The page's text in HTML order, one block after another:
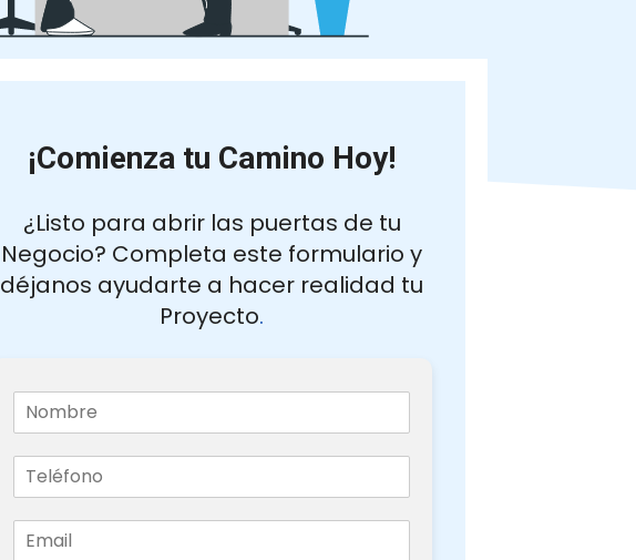
¡Comienza tu Camino Hoy!
¿Listo para abrir las puertas de tu
Negocio? Completa este formulario y
déjanos ayudarte a hacer realidad tu
Proyecto.